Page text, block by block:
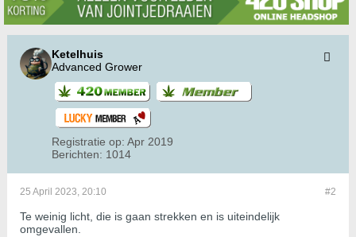
Ketelhuis
Advanced Grower
Registratie op: Apr 2019
Berichten: 1014
#2
25 April 2023, 20:10
Te weinig licht, die is gaan strekken en is uiteindelijk
omgevallen.